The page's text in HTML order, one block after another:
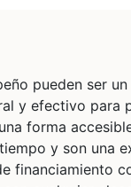
pueden ser
y efectivo para
forma
y son una
financiamiento